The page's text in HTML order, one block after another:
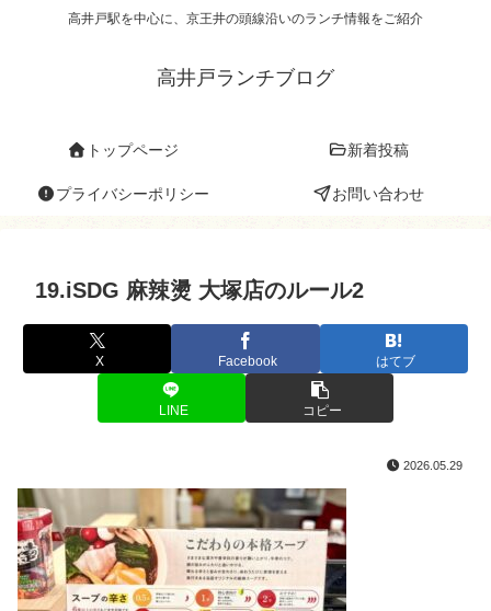
高井戸駅を中心に、京王井の頭線沿いのランチ情報をご紹介
高井戸ランチブログ
トップページ 新着投稿
プライバシーポリシー お問い合わせ
19.iSDG 麻辣燙 大塚店のルール2
X Facebook はてブ
LINE コピー
2026.05.29